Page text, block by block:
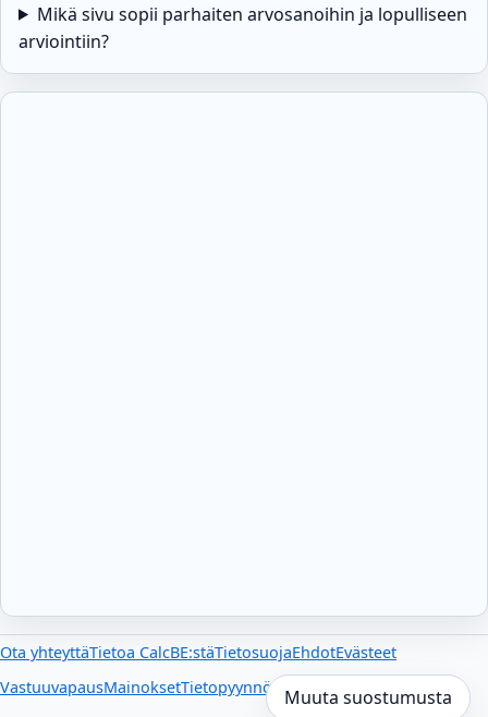
Mikä sivu sopii parhaiten arvosanoihin ja lopulliseen
arviointiin?
Ota yhteyttäTietoa CalcBE:stäTietosuojaEhdotEvästeet
VastuuvapausMainoksetTietopyynnöt Ulkoiset linkit
Muuta suostumusta